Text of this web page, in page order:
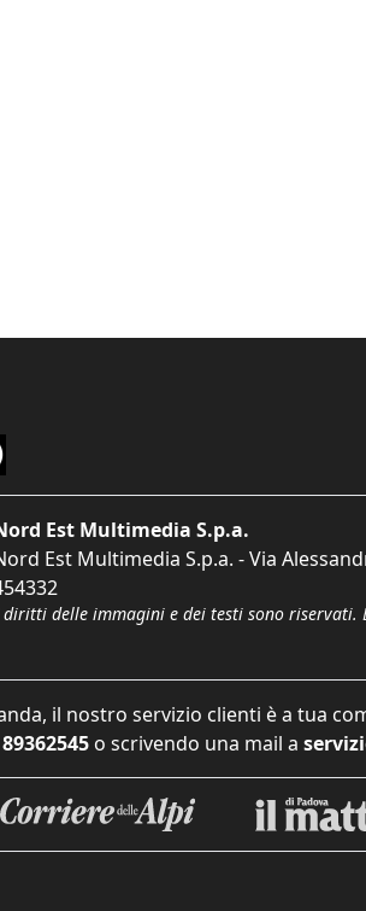
Est Multimedia S.p.a.
Est Multimedia S.p.a. - Via
delle immagini e dei testi sono riservati.
il nostro servizio clienti è a tua
o scrivendo una mail a